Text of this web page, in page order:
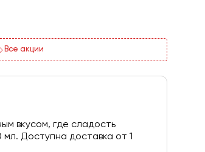
Все акции
вкусом, где сладость
Доступна доставка от 1